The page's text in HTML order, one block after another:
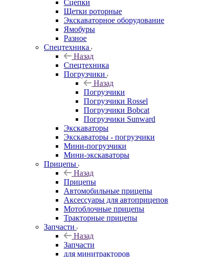
Сцепки
Щетки роторные
Экскаваторное оборудование
Ямобуры
Разное
Спецтехника
Назад
Спецтехника
Погрузчики
Назад
Погрузчики
Погрузчики Rossel
Погрузчики Bobcat
Погрузчики Sunward
Экскаваторы
Экскаваторы - погрузчики
Мини-погрузчики
Мини-экскаваторы
Прицепы
Назад
Прицепы
Автомобильные прицепы
Аксессуары для автоприцепов
Мотоблочные прицепы
Тракторные прицепы
Запчасти
Назад
Запчасти
для минитракторов